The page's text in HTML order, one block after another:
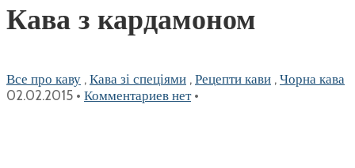
Кава з кардамоном
Все про каву , Кава зі спеціями , Рецепти кави , Чорна кава
02.02.2015 • Комментариев нет•